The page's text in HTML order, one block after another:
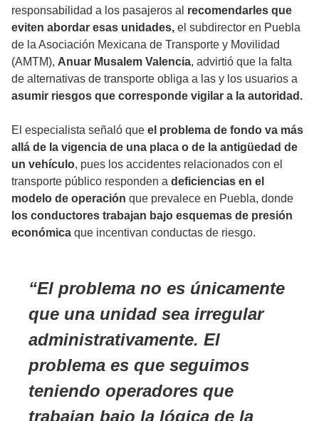
responsabilidad a los pasajeros al recomendarles que
eviten abordar esas unidades, el subdirector en Puebla
de la Asociación Mexicana de Transporte y Movilidad
(AMTM), Anuar Musalem Valencia, advirtió que la falta
de alternativas de transporte obliga a las y los usuarios a
asumir riesgos que corresponde vigilar a la autoridad.
El especialista señaló que el problema de fondo va más
allá de la vigencia de una placa o de la antigüedad de
un vehículo, pues los accidentes relacionados con el
transporte público responden a deficiencias en el
modelo de operación que prevalece en Puebla, donde
los conductores trabajan bajo esquemas de presión
económica que incentivan conductas de riesgo.
El problema no es únicamente
que una unidad sea irregular
administrativamente. El
problema es que seguimos
teniendo operadores que
trabajan bajo la lógica de la